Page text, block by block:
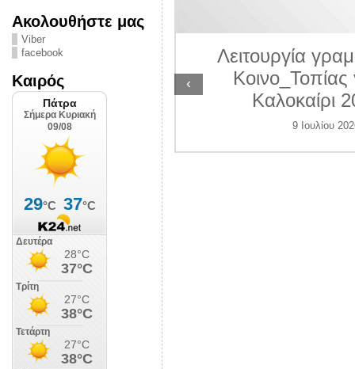
Ακολουθήστε μας
Viber
facebook
Καιρός
2026
Λειτουργία
Κοινο_Τοπίας
Καλοκαίρι
9 Ιουλίου
‹